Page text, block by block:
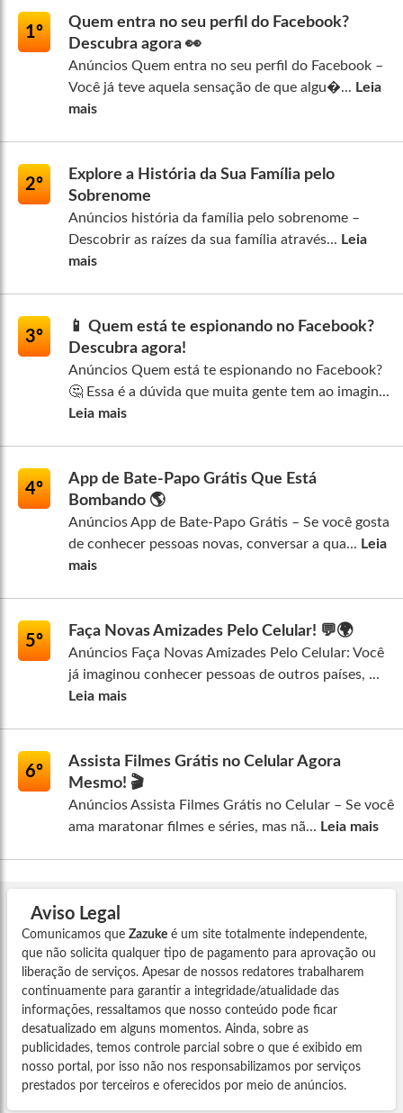
1º
Quem entra no seu perfil do Facebook?
Descubra agora 👀
Anúncios Quem entra no seu perfil do Facebook –
Você já teve aquela sensação de que algu�... Leia
mais
2º
Explore a História da Sua Família pelo
Sobrenome
Anúncios história da família pelo sobrenome –
Descobrir as raízes da sua família através... Leia
mais
3º
📱 Quem está te espionando no Facebook?
Descubra agora!
Anúncios Quem está te espionando no Facebook?
🤔 Essa é a dúvida que muita gente tem ao imagin...
Leia mais
4º
App de Bate-Papo Grátis Que Está
Bombando 🌎
Anúncios App de Bate-Papo Grátis – Se você gosta
de conhecer pessoas novas, conversar a qua... Leia
mais
5º
Faça Novas Amizades Pelo Celular! 💬🌍
Anúncios Faça Novas Amizades Pelo Celular: Você
já imaginou conhecer pessoas de outros países, ...
Leia mais
6º
Assista Filmes Grátis no Celular Agora
Mesmo! 🎬
Anúncios Assista Filmes Grátis no Celular – Se você
ama maratonar filmes e séries, mas nã... Leia mais
Aviso Legal
Comunicamos que Zazuke é um site totalmente independente,
que não solicita qualquer tipo de pagamento para aprovação ou
liberação de serviços. Apesar de nossos redatores trabalharem
continuamente para garantir a integridade/atualidade das
informações, ressaltamos que nosso conteúdo pode ficar
desatualizado em alguns momentos. Ainda, sobre as
publicidades, temos controle parcial sobre o que é exibido em
nosso portal, por isso não nos responsabilizamos por serviços
prestados por terceiros e oferecidos por meio de anúncios.